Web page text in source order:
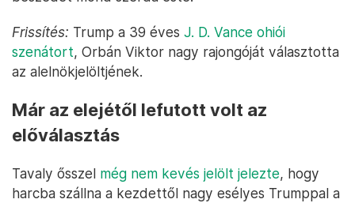
Frissítés: Trump a 39 éves J. D. Vance ohiói
szenátort, Orbán Viktor nagy rajongóját választotta
az alelnökjelöltjének.
Már az elejétől lefutott volt az
előválasztás
Tavaly ősszel még nem kevés jelölt jelezte, hogy
harcba szállna a kezdettől nagy esélyes Trumppal a